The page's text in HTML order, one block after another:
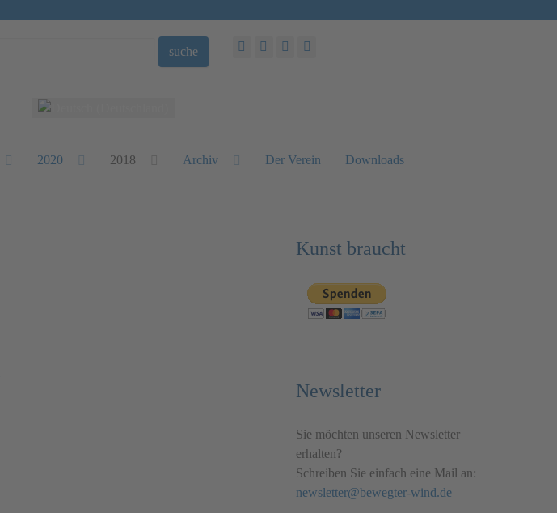
suche
2020 2018 Archiv Der Verein Downloads
Kunst braucht
Newsletter
Sie möchten unseren Newsletter
erhalten?
Schreiben Sie einfach eine Mail an:
newsletter@bewegter-wind.de